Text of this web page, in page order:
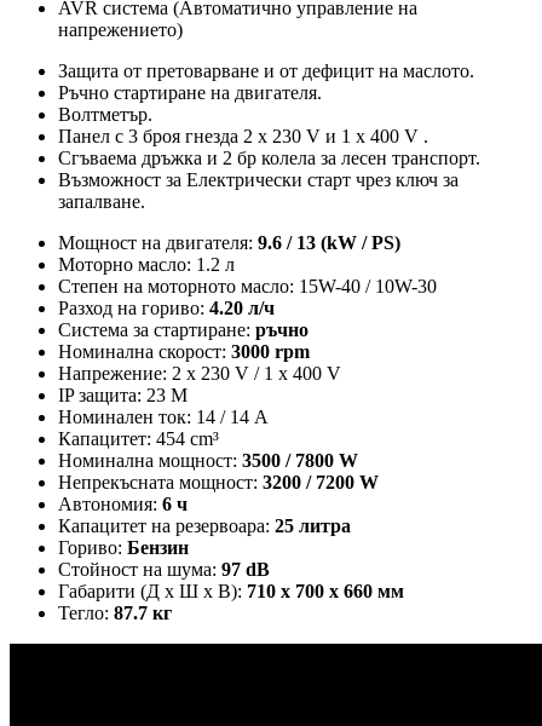
AVR система (Автоматично управление на
напрежението)
Защита от претоварване и от дефицит на маслото.
Ръчно стартиране на двигателя.
Волтметър.
Панел с 3 броя гнезда 2 х 230 V и 1 x 400 V .
Сгъваема дръжка и 2 бр колела за лесен транспорт.
Възможност за Електрически старт чрез ключ за
запалване.
Мощност на двигателя: 9.6 / 13 (kW / PS)
Моторно масло: 1.2 л
Степен на моторното масло: 15W-40 / 10W-30
Разход на гориво: 4.20 л/ч
Система за стартиране: ръчно
Номинална скорост: 3000 rpm
Напрежение: 2 x 230 V / 1 x 400 V
IP защита: 23 M
Номинален ток: 14 / 14 A
Капацитет: 454 cm³
Номинална мощност: 3500 / 7800 W
Непрекъсната мощност: 3200 / 7200 W
Автономия: 6 ч
Капацитет на резервоара: 25 литра
Гориво: Бензин
Стойност на шума: 97 dB
Габарити (Д х Ш х В): 710 х 700 х 660 мм
Тегло: 87.7 кг